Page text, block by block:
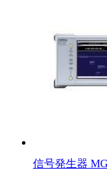
信号発生器